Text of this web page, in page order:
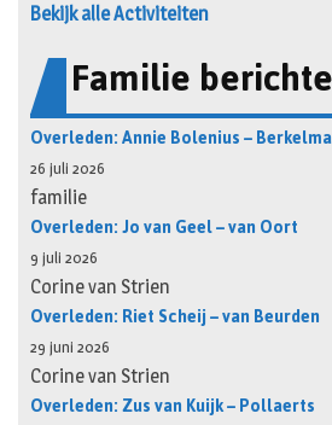
Bekijk alle Activiteiten
Familie
Overleden: Annie Bolenius –
26 juli 2026
familie
Overleden: Jo van Geel – van Oort
9 juli 2026
Corine van Strien
Overleden: Riet Scheij – van Beurden
29 juni 2026
Corine van Strien
Overleden: Zus van Kuijk – Pollaerts